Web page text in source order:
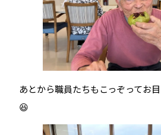
あとから職員たちもこっぞってお
😆